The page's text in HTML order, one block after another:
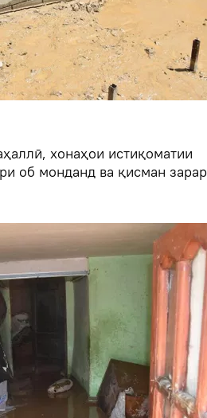
хонаҳои истиқоматии
об монданд ва қисман зарар